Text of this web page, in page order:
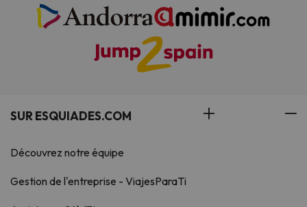
SUR ESQUIADES.COM
Découvrez notre équipe
Gestion de l'entreprise - ViajesParaTi